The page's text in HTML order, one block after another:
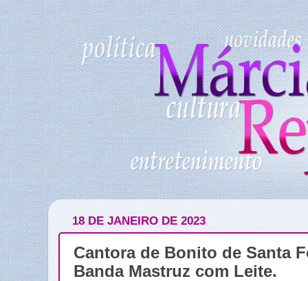
18 DE JANEIRO DE 2023
Cantora de Bonito de Santa
Banda Mastruz com Leite.